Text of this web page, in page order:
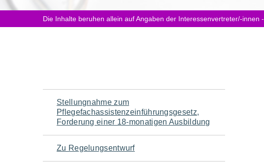
hier:Die Inhalte beruhen allein auf Angaben der Interessenvertreter/-innen -
Navigation
für
den
Stellungnahme zum
Pflegefachassistenzeinführungsgesetz,
Forderung einer 18-monatigen Ausbildung
Zu Regelungsentwurf